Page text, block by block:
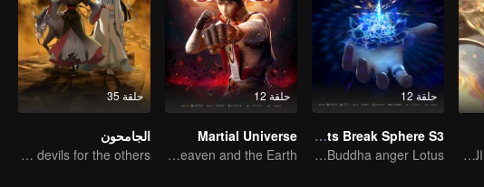
أغنية الأجداد والآلهة، القصة مليئة بالدماء والدموع
حلقة 12
Fights Break Sphere S3
Magic fire have surrendered! Xiao Yan mastered the fighting skill——Buddha anger Lotus!
حلقة 12
Martial Universe
Wu Zhiji, Breaking the Sky, Moving the Heaven and the Earth
حلقة 35
الجامحون
The youth from clan of cultivators killed the devils for the others